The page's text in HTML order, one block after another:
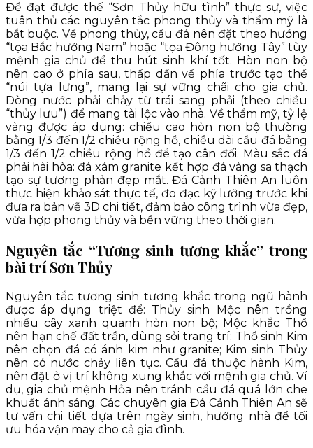
Để đạt được thế “Sơn Thủy hữu tình” thực sự, việc
tuân thủ các nguyên tắc phong thủy và thẩm mỹ là
bắt buộc. Về phong thủy, cầu đá nên đặt theo hướng
“tọa Bắc hướng Nam” hoặc “tọa Đông hướng Tây” tùy
mệnh gia chủ để thu hút sinh khí tốt. Hòn non bộ
nên cao ở phía sau, thấp dần về phía trước tạo thế
“núi tựa lưng”, mang lại sự vững chãi cho gia chủ.
Dòng nước phải chảy từ trái sang phải (theo chiều
“thủy lưu”) để mang tài lộc vào nhà. Về thẩm mỹ, tỷ lệ
vàng được áp dụng: chiều cao hòn non bộ thường
bằng 1/3 đến 1/2 chiều rộng hồ, chiều dài cầu đá bằng
1/3 đến 1/2 chiều rộng hồ để tạo cân đối. Màu sắc đá
phải hài hòa: đá xám granite kết hợp đá vàng sa thạch
tạo sự tương phản đẹp mắt. Đá Cảnh Thiên An luôn
thực hiện khảo sát thực tế, đo đạc kỹ lưỡng trước khi
đưa ra bản vẽ 3D chi tiết, đảm bảo công trình vừa đẹp,
vừa hợp phong thủy và bền vững theo thời gian.
Nguyên tắc “Tương sinh tương khắc” trong
bài trí Sơn Thủy
Nguyên tắc tương sinh tương khắc trong ngũ hành
được áp dụng triệt để: Thủy sinh Mộc nên trồng
nhiều cây xanh quanh hòn non bộ; Mộc khắc Thổ
nên hạn chế đất trần, dùng sỏi trang trí; Thổ sinh Kim
nên chọn đá có ánh kim như granite; Kim sinh Thủy
nên có nước chảy liên tục. Cầu đá thuộc hành Kim,
nên đặt ở vị trí không xung khắc với mệnh gia chủ. Ví
dụ, gia chủ mệnh Hỏa nên tránh cầu đá quá lớn che
khuất ánh sáng. Các chuyên gia Đá Cảnh Thiên An sẽ
tư vấn chi tiết dựa trên ngày sinh, hướng nhà để tối
ưu hóa vận may cho cả gia đình.